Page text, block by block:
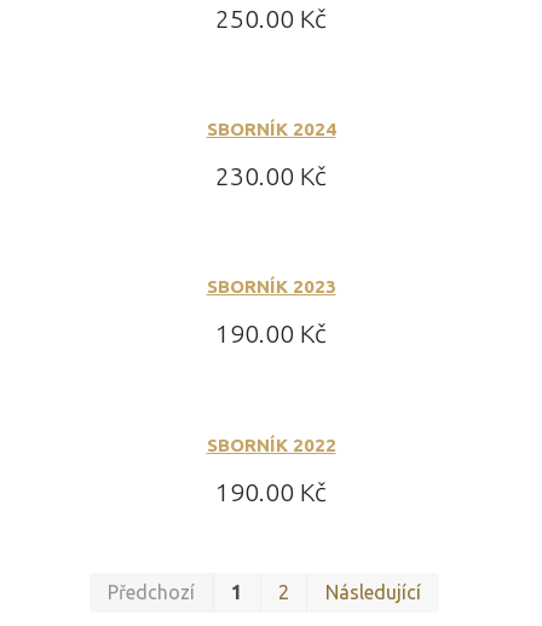
Cena:
250.00 Kč
SBORNÍK 2024
Cena:
230.00 Kč
SBORNÍK 2023
Cena:
190.00 Kč
SBORNÍK 2022
Cena:
190.00 Kč
Předchozí 1 2 Následující